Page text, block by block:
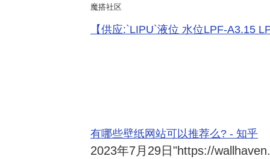
魔搭社区
【供应:`LIPU`液位 水位LPF-A3.15
有哪些壁纸网站可以推荐么? - 知乎
2023年7月29日 "https://